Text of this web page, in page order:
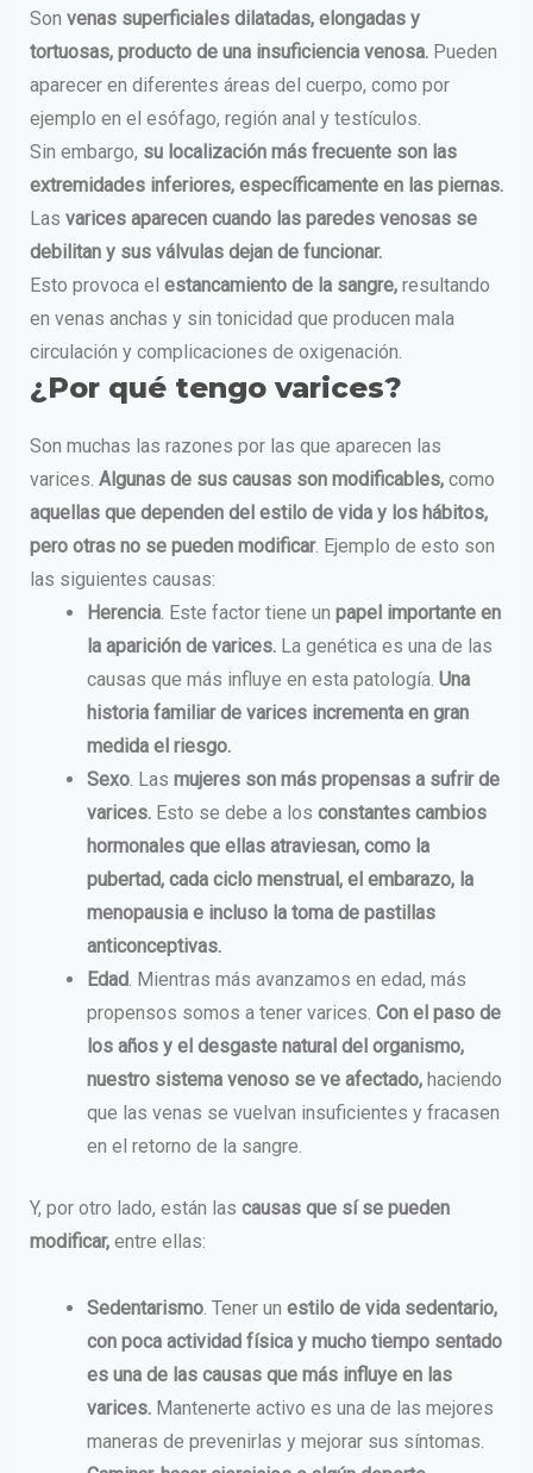
Son venas superficiales dilatadas, elongadas y
tortuosas, producto de una insuficiencia venosa.Pueden
aparecer en diferentes áreas del cuerpo, como por
ejemplo en el esófago, región anal y testículos.
Sin embargo, su localización más frecuente son las
extremidades inferiores, específicamente en las piernas.
Las varices aparecen cuando las paredes venosas se
debilitan y sus válvulas dejan de funcionar.
Esto provoca el estancamiento de la sangre,resultando
en venas anchas y sin tonicidad que producen mala
circulación y complicaciones de oxigenación.
¿Por qué tengo varices?
Son muchas las razones por las que aparecen las
varices. Algunas de sus causas son modificables,como
aquellas que dependen del estilo de vida y los hábitos,
pero otras no se pueden modificar. Ejemplo de esto son
las siguientes causas:
Herencia. Este factor tiene un papel importante en
la aparición de varices.La genética es una de las
causas que más influye en esta patología. Una
historia familiar de varices incrementa en gran
medida el riesgo.
Sexo. Las mujeres son más propensas a sufrir de
varices.Esto se debe a los constantes cambios
hormonales que ellas atraviesan, como la
pubertad, cada ciclo menstrual, el embarazo, la
menopausia e incluso la toma de pastillas
anticonceptivas.
Edad. Mientras más avanzamos en edad, más
propensos somos a tener varices. Con el paso de
los años y el desgaste natural del organismo,
nuestro sistema venoso se ve afectado,haciendo
que las venas se vuelvan insuficientes y fracasen
en el retorno de la sangre.
Y, por otro lado, están las causas que sí se pueden
modificar,entre ellas:
Sedentarismo. Tener un estilo de vida sedentario,
con poca actividad física y mucho tiempo sentado
es una de las causas que más influye en las
varices.Mantenerte activo es una de las mejores
maneras de prevenirlas y mejorar sus síntomas.